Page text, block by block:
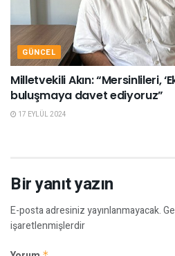
GÜNCEL
Milletvekili Akın: “Mersinlileri,
buluşmaya davet ediyoruz”
17 EYLÜL 2024
Bir yanıt yazın
E-posta adresiniz yayınlanmayacak.
işaretlenmişlerdir